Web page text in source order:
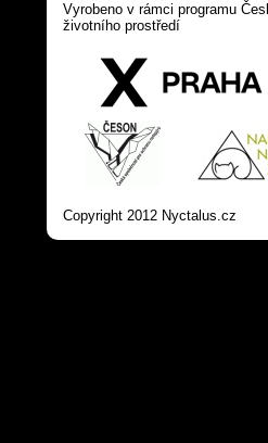
Vyrobeno v rámci programu
životního prostředí
Copyright 2012 Nyctalus.cz